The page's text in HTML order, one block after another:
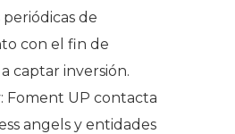
de
con el fin de
captar inversión.
: Foment UP contacta
angels y entidades